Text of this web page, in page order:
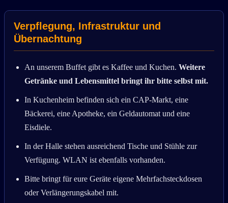
Verpflegung, Infrastruktur und
Übernachtung
An unserem Buffet gibt es Kaffee und Kuchen. Weitere
Getränke und Lebensmittel bringt ihr bitte selbst mit.
In Kuchenheim befinden sich ein CAP-Markt, eine
Bäckerei, eine Apotheke, ein Geldautomat und eine
Eisdiele.
In der Halle stehen ausreichend Tische und Stühle zur
Verfügung. WLAN ist ebenfalls vorhanden.
Bitte bringt für eure Geräte eigene Mehrfachsteckdosen
oder Verlängerungskabel mit.